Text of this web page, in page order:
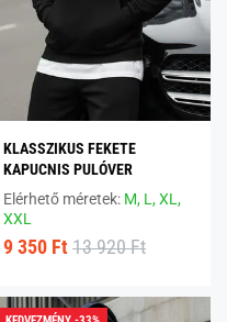
KLASSZIKUS FEKETE
KAPUCNIS PULÓVER
Elérhető méretek: M, L,XL,
XXL
9 350 Ft 13 920 Ft